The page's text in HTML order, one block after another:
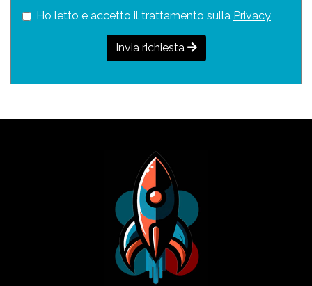
Ho letto e accetto il trattamento sulla Privacy
Invia richiesta